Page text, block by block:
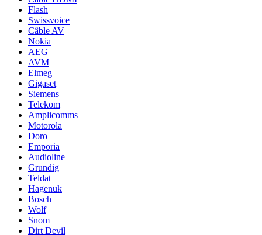
Flash
Swissvoice
Câble AV
Nokia
AEG
AVM
Elmeg
Gigaset
Siemens
Telekom
Amplicomms
Motorola
Doro
Emporia
Audioline
Grundig
Teldat
Hagenuk
Bosch
Wolf
Snom
Dirt Devil